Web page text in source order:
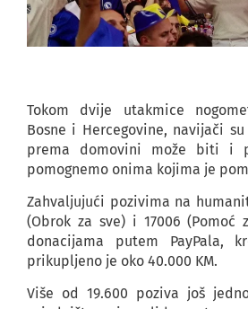
Tokom dvije utakmice
Bosne i Hercegovine, navijači
prema domovini može biti i
pomognemo onima kojima je
Zahvaljujući pozivima na
(Obrok za sve) i 17006 (Pomoć
donacijama putem PayPala,
prikupljeno je oko 40.000 KM.
Više od 19.600 poziva još